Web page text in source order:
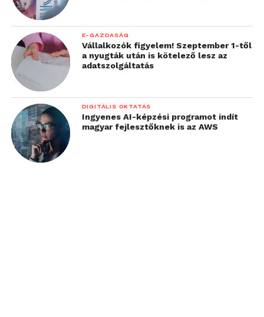
E-GAZDASÁG
Vállalkozók figyelem! Szeptember 1-től
a nyugták után is kötelező lesz az
adatszolgáltatás
DIGITÁLIS OKTATÁS
Ingyenes AI-képzési programot indít
magyar fejlesztőknek is az AWS